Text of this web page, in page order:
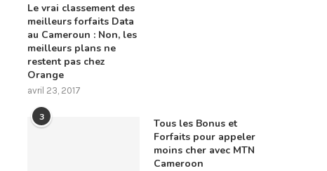
Le vrai classement des
meilleurs forfaits Data
au Cameroun : Non, les
meilleurs plans ne
restent pas chez
Orange
avril 23, 2017
3
Tous les Bonus et
Forfaits pour appeler
moins cher avec MTN
Cameroon